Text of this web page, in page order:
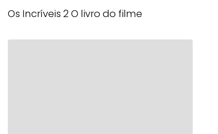
Os Incríveis 2 O livro do filme